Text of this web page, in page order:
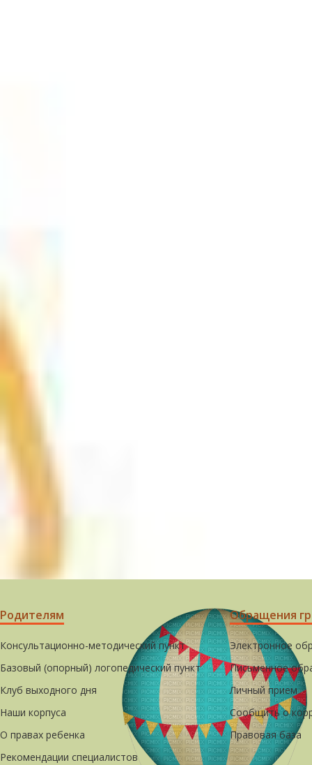
Родителям
Консультационно-методический пункт
Базовый (опорный) логопедический пункт
Клуб выходного дня
Наши корпуса
О правах ребенка
Рекомендации специалистов
Обращения
Электронное
Письменное
Личный прием
Сообщить о
Правовая база